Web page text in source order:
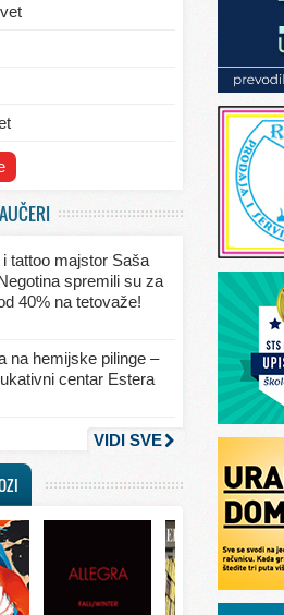
i umetnosti
i tattoo majstor Saša
spremili su za
40% na tetovaže!
na hemijske pilinge –
centar Estera
VIDI SVE